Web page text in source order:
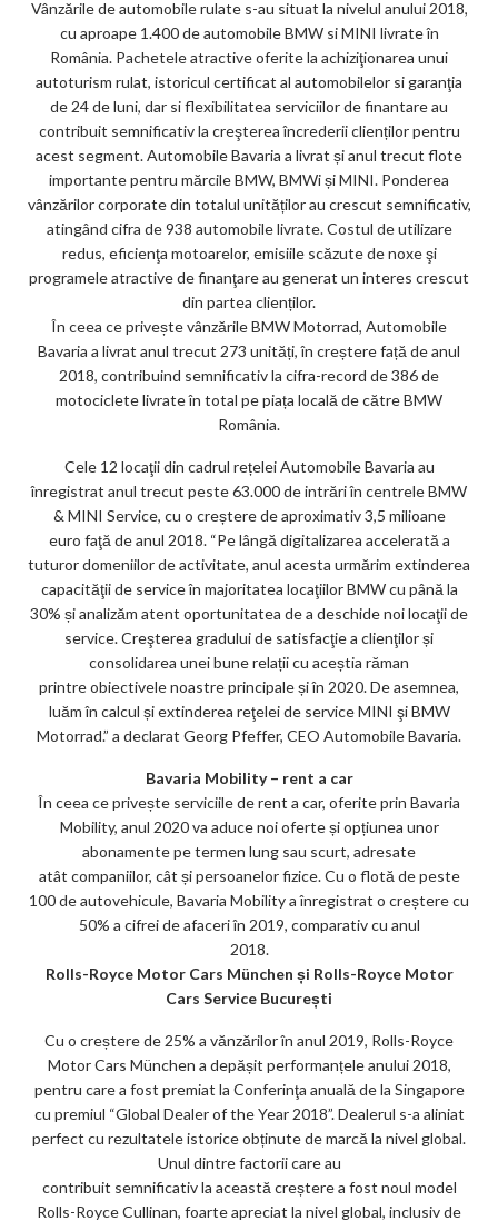
Vânzările de automobile rulate s-au situat la nivelul anului 2018,
cu aproape 1.400 de automobile BMW si MINI livrate în
România. Pachetele atractive oferite la achiziţionarea unui
autoturism rulat, istoricul certificat al automobilelor si garanţia
de 24 de luni, dar si flexibilitatea serviciilor de finantare au
contribuit semnificativ la creşterea încrederii clienților pentru
acest segment. Automobile Bavaria a livrat și anul trecut flote
importante pentru mărcile BMW, BMWi și MINI. Ponderea
vânzărilor corporate din totalul unităților au crescut semnificativ,
atingând cifra de 938 automobile livrate. Costul de utilizare
redus, eficienţa motoarelor, emisiile scăzute de noxe şi
programele atractive de finanţare au generat un interes crescut
din partea clienților.
În ceea ce privește vânzările BMW Motorrad, Automobile
Bavaria a livrat anul trecut 273 unități, în creștere față de anul
2018, contribuind semnificativ la cifra-record de 386 de
motociclete livrate în total pe piața locală de către BMW
România.
Cele 12 locaţii din cadrul rețelei Automobile Bavaria au
înregistrat anul trecut peste 63.000 de intrări în centrele BMW
& MINI Service, cu o creștere de aproximativ 3,5 milioane
euro faţă de anul 2018. “Pe lângă digitalizarea accelerată a
tuturor domeniilor de activitate, anul acesta urmărim extinderea
capacităţii de service în majoritatea locaţiilor BMW cu până la
30% și analizăm atent oportunitatea de a deschide noi locaţii de
service. Creşterea gradului de satisfacţie a clienţilor și
consolidarea unei bune relații cu aceștia răman
printre obiectivele noastre principale și în 2020. De asemnea,
luăm în calcul și extinderea reţelei de service MINI şi BMW
Motorrad.” a declarat Georg Pfeffer, CEO Automobile Bavaria.
Bavaria Mobility – rent a car
În ceea ce privește serviciile de rent a car, oferite prin Bavaria
Mobility, anul 2020 va aduce noi oferte și opțiunea unor
abonamente pe termen lung sau scurt, adresate
atât companiilor, cât și persoanelor fizice. Cu o flotă de peste
100 de autovehicule, Bavaria Mobility a înregistrat o creștere cu
50% a cifrei de afaceri în 2019, comparativ cu anul
2018.
Rolls-Royce Motor Cars München și Rolls-Royce Motor
Cars Service București
Cu o creștere de 25% a vănzărilor în anul 2019, Rolls-Royce
Motor Cars München a depășit performanțele anului 2018,
pentru care a fost premiat la Conferinţa anuală de la Singapore
cu premiul “Global Dealer of the Year 2018”. Dealerul s-a aliniat
perfect cu rezultatele istorice obținute de marcă la nivel global.
Unul dintre factorii care au
contribuit semnificativ la această creștere a fost noul model
Rolls-Royce Cullinan, foarte apreciat la nivel global, inclusiv de